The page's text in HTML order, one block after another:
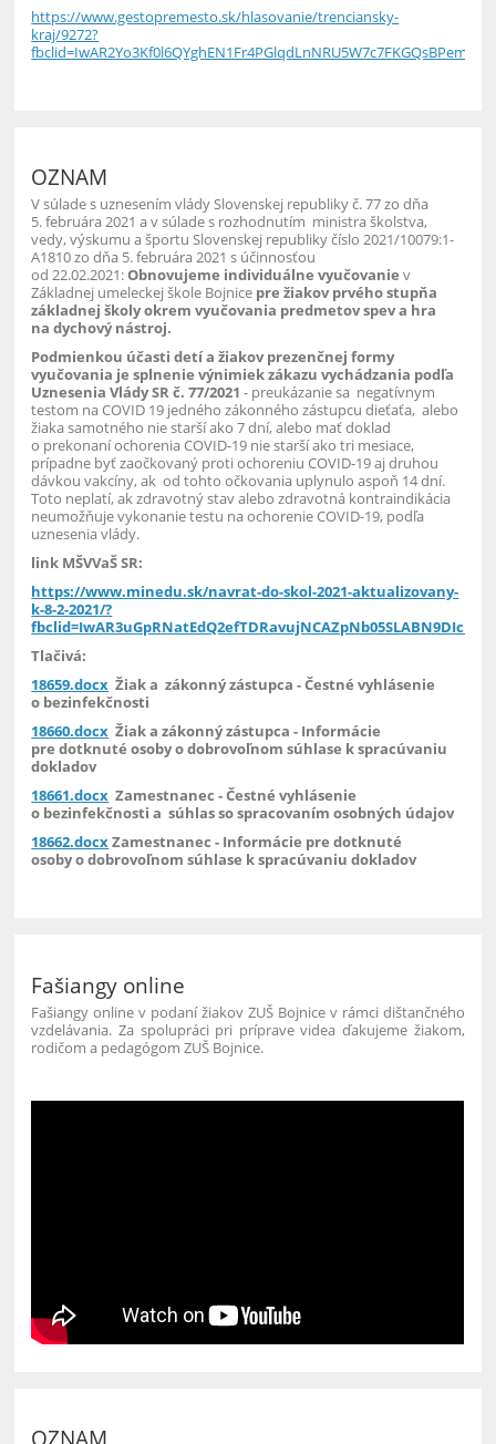
https://www.gestopremesto.sk/hlasovanie/trenciansky-
kraj/9272?
OZNAM
V súlade s uznesením vlády Slovenskej republiky č. 77 zo dňa
5. februára 2021 a v súlade s rozhodnutím ministra školstva,
vedy, výskumu a športu Slovenskej republiky číslo 2021/10079:1-
A1810 zo dňa 5. februára 2021 s účinnosťou
od 22.02.2021:Obnovujeme individuálne vyučovaniev
Základnej umeleckej škole Bojnice pre žiakov prvého stupňa
základnej školy okrem vyučovania predmetov spev a hra
na dychový nástroj.
Podmienkou účasti detí a žiakov prezenčnej formy
vyučovania je splnenie výnimiek zákazu vychádzania podľa
Uznesenia Vlády SR č. 77/2021- preukázanie sa negatívnym
testom na COVID 19 jedného zákonného zástupcu dieťaťa, alebo
žiaka samotného nie starší ako 7 dní, alebo mať doklad
o prekonaní ochorenia COVID-19 nie starší ako tri mesiace,
prípadne byť zaočkovaný proti ochoreniu COVID-19 aj druhou
dávkou vakcíny, ak od tohto očkovania uplynulo aspoň 14 dní.
Toto neplatí, ak zdravotný stav alebo zdravotná kontraindikácia
neumožňuje vykonanie testu na ochorenie COVID-19, podľa
uznesenia vlády.
link MŠVVaŠ SR:
https://www.minedu.sk/navrat-do-skol-2021-aktualizovany-
k-8-2-2021/?
Tlačivá:
18659.docx Žiak a zákonný zástupca -Čestné vyhlásenie
o bezinfekčnosti
18660.docx Žiak a zákonný zástupca - Informácie
pre dotknuté osobyo dobrovoľnom súhlase k spracúvaniu
dokladov
18661.docx Zamestnanec -Čestné vyhlásenie
o bezinfekčnosti a súhlas so spracovaním osobných údajov
18662.docxZamestnanec - Informácie pre dotknuté
osobyo dobrovoľnom súhlase k spracúvaniu dokladov
Fašiangy online
Fašiangy online v podaní žiakov ZUŠ Bojnice v rámci dištančného
vzdelávania. Za spolupráci pri príprave videa ďakujeme žiakom,
rodičom a pedagógom ZUŠ Bojnice.
OZNAM